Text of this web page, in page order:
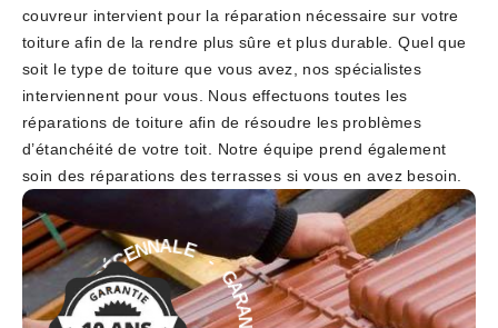
couvreur intervient pour la réparation nécessaire sur votre
toiture afin de la rendre plus sûre et plus durable. Quel que
soit le type de toiture que vous avez, nos spécialistes
interviennent pour vous. Nous effectuons toutes les
réparations de toiture afin de résoudre les problèmes
d’étanchéité de votre toit. Notre équipe prend également
soin des réparations des terrasses si vous en avez besoin.
D
É
C
E
N
NALE - GAR
A
N
T
I
E